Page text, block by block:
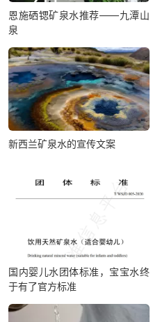
恩施硒锶矿泉水推荐——九潭山
泉
新西兰矿泉水的宣传文案
国内婴儿水团体标准，宝宝水终
于有了官方标准